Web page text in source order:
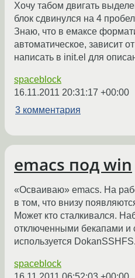
Хочу табом двигать
блок сдвинулся на 4
Знаю, что в емаксе
автоматическое, зависит
написать в init.el для
spaceblock
16.11.2011 20:31:17 +00:00
3 комментария
emacs под win
«Осваиваю» emacs. На
в том, что внизу
Может кто сталкивался.
отключенными бекапами и
используется DokanSSHFS.
spaceblock